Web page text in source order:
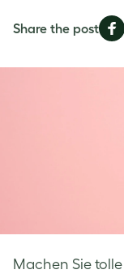
Machen Sie
Share the post